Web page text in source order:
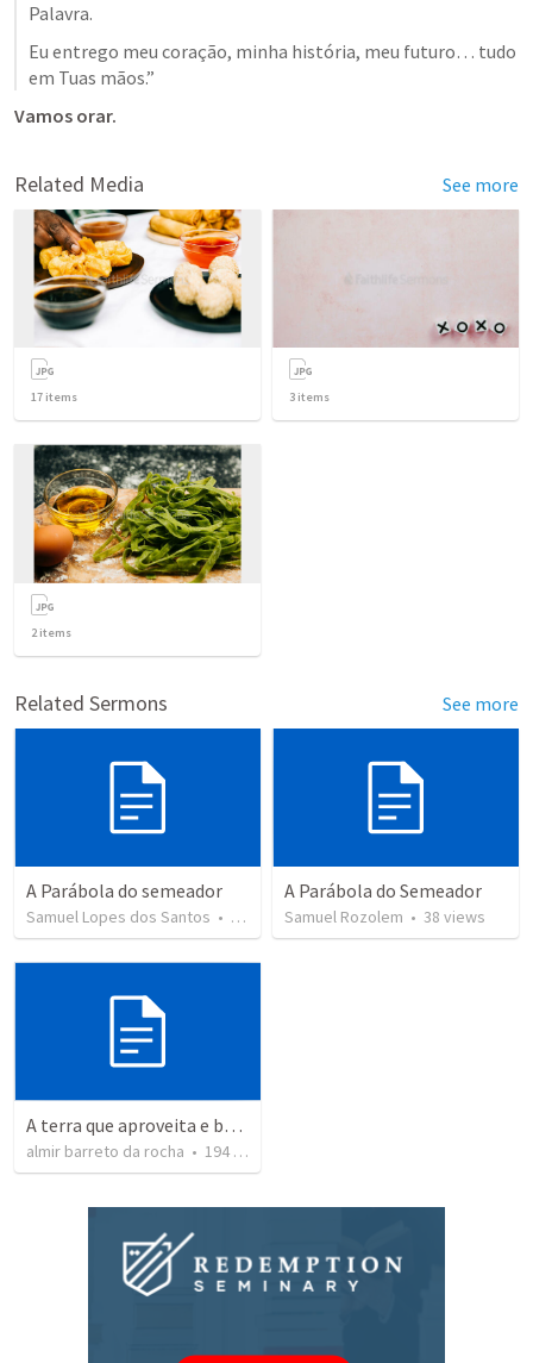
Palavra.
Eu entrego meu coração, minha história, meu futuro… tudo
em Tuas mãos.”
Vamos orar.
Related Media See more
17 items 3 items
2items
Related Sermons See more
A Parábola do semeador
Samuel Lopes dos Santos • 29 views
A Parábola do Semeador
Samuel Rozolem • 38 views
A terra que aproveita e bebe a água da chuva.
almir barreto da rocha • 194 views